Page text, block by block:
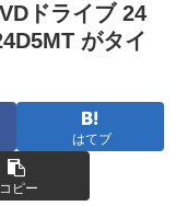
ドライブ 24
がタイ
はてブ
コピー